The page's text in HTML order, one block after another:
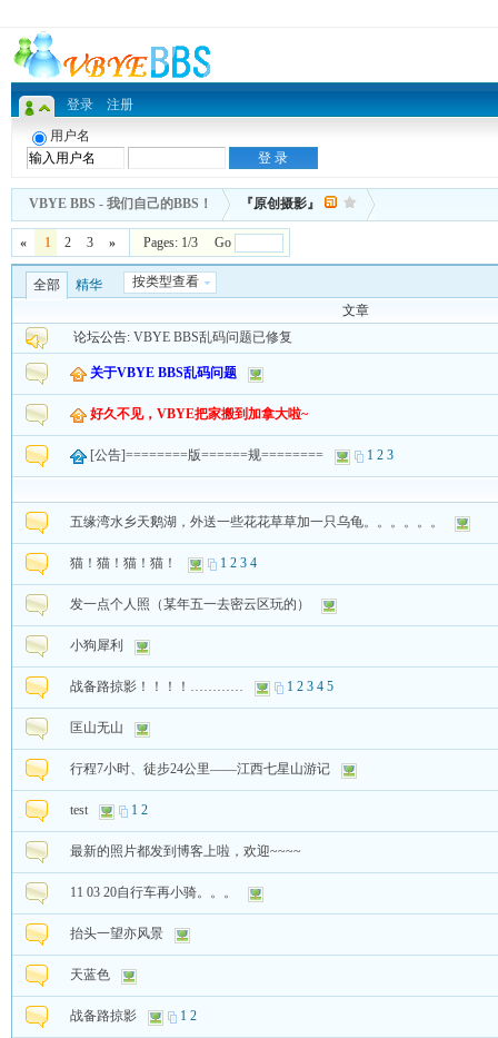
登录 注册
用户名
VBYE BBS - 我们自己的BBS！ 『原创摄影』
« 1 2 3 » Pages: 1/3 Go
全部 精华
按类型查看
文章
论坛公告: VBYE BBS乱码问题已修复
关于VBYE BBS乱码问题
好久不见，VBYE把家搬到加拿大啦~
[公告]========版======规======== 1 2 3
五缘湾水乡天鹅湖，外送一些花花草草加一只乌龟。。。。。。
猫！猫！猫！猫！ 1 2 3 4
发一点个人照（某年五一去密云区玩的）
小狗犀利
战备路掠影！！！！………… 1 2 3 4 5
匡山无山
行程7小时、徒步24公里——江西七星山游记
test 1 2
最新的照片都发到博客上啦，欢迎~~~~
11 03 20自行车再小骑。。。
抬头一望亦风景
天蓝色
战备路掠影 1 2